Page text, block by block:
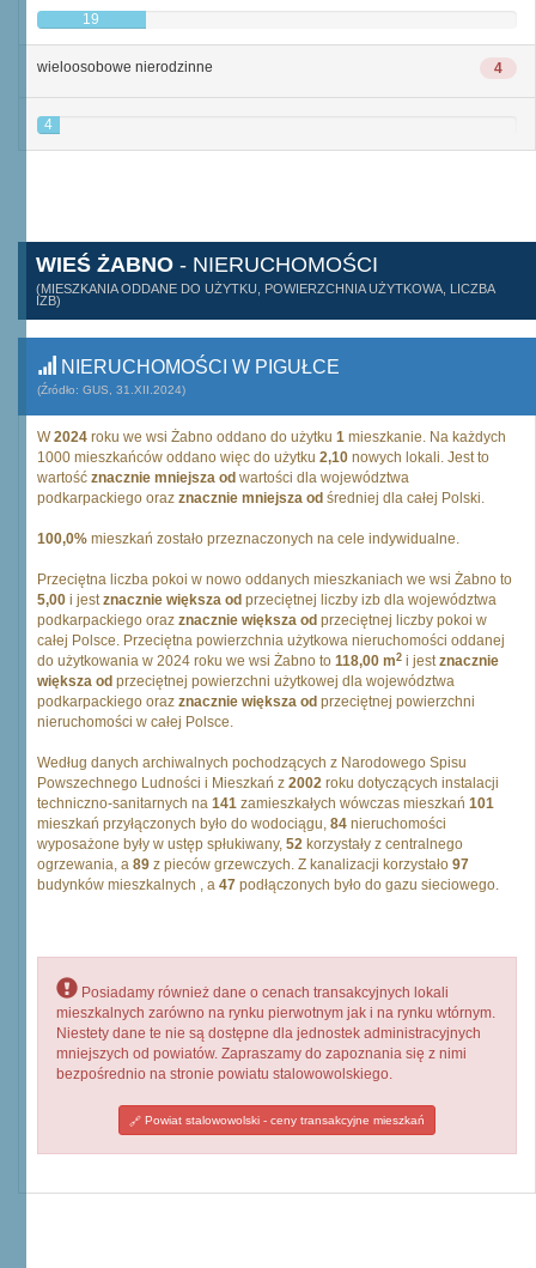
19
4
wieloosobowe nierodzinne
4
WIEŚ ŻABNO - NIERUCHOMOŚCI
(MIESZKANIA ODDANE DO UŻYTKU, POWIERZCHNIA UŻYTKOWA, LICZBA
IZB)
NIERUCHOMOŚCI W PIGUŁCE
(Źródło: GUS, 31.XII.2024)
W2024 roku we wsi Żabno oddano do użytku 1 mieszkanie. Na każdych
1000 mieszkańców oddano więc do użytku 2,10 nowych lokali. Jest to
wartość znacznie mniejsza od wartości dla województwa
podkarpackiego oraz znacznie mniejsza od średniej dla całej Polski.
100,0% mieszkań zostało przeznaczonych na cele indywidualne.
Przeciętna liczba pokoi w nowo oddanych mieszkaniach we wsi Żabno to
5,00 i jestznacznie większa od przeciętnej liczby izb dla województwa
podkarpackiego oraz znacznie większa od przeciętnej liczby pokoi w
całej Polsce. Przeciętna powierzchnia użytkowa nieruchomości oddanej
do użytkowania w 2024 roku we wsi Żabno to 118,00 m2 i jestznacznie
większa od przeciętnej powierzchni użytkowej dla województwa
podkarpackiego oraz znacznie większa od przeciętnej powierzchni
nieruchomości w całej Polsce.
Według danych archiwalnych pochodzących z Narodowego Spisu
Powszechnego Ludności i Mieszkań z 2002 roku dotyczących instalacji
techniczno-sanitarnych na 141 zamieszkałych wówczas mieszkań 101
mieszkań przyłączonych było do wodociągu, 84 nieruchomości
wyposażone były w ustęp spłukiwany, 52 korzystały z centralnego
ogrzewania, a 89 z pieców grzewczych. Z kanalizacji korzystało 97
budynków mieszkalnych , a 47 podłączonych było do gazu sieciowego.
Posiadamy również dane o cenach transakcyjnych lokali
mieszkalnych zarówno na rynku pierwotnym jak i na rynku wtórnym.
Niestety dane te nie są dostępne dla jednostek administracyjnych
mniejszych od powiatów. Zapraszamy do zapoznania się z nimi
bezpośrednio na stronie powiatu stalowowolskiego.
Powiat stalowowolski - ceny transakcyjne mieszkań